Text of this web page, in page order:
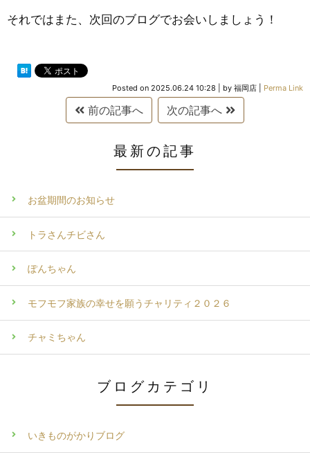
それではまた、次回のブログでお会いしましょう！
Posted on 2025.06.24 10:28 by 福岡店 Perma Link
前の記事へ 次の記事へ
最新の記事
お盆期間のお知らせ
トラさんチビさん
ぽんちゃん
モフモフ家族の幸せを願うチャリティ２０２６
チャミちゃん
ブログカテゴリ
いきものがかりブログ